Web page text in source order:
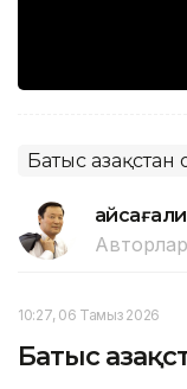
Батыс
Авторлар
10:27, 06 Тамыз 2026
Батыс